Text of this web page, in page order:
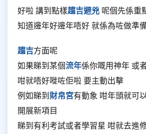
好啦 講到點樣趨吉避兇 呢個先係重
知道邊年好邊年唔好 就係為咗做準
趨吉方面呢
如果睇到某個流年係你嘅用神年 或
咁就唔好嘥咗佢啦 要主動出擊
例如睇到財帛宮有動象 咁年頭就可
開展新項目
睇到有利考試或者學習星 咁就去進